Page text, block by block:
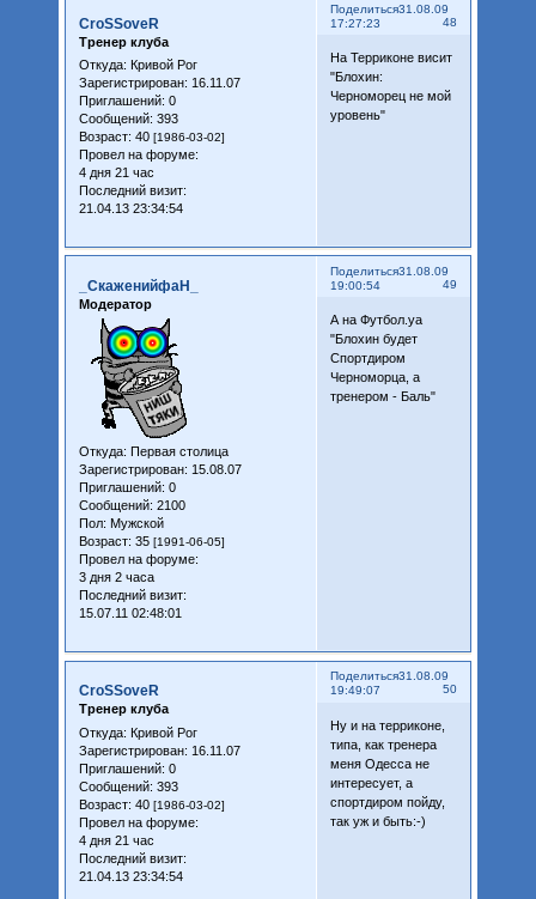
Поделиться
48
31.08.09
17:27:23
CroSSoveR
Тренер клуба
Откуда: Кривой Рог
Зарегистрирован: 16.11.07
Приглашений: 0
Сообщений: 393
Возраст: 40 [1986-03-02]
Провел на форуме:
4 дня 21 час
Последний визит:
21.04.13 23:34:54
На Терриконе висит
"Блохин:
Черноморец не мой
уровень"
Поделиться
49
31.08.09
19:00:54
_СкаженийфаН_
Модератор
Откуда: Первая столица
Зарегистрирован: 15.08.07
Приглашений: 0
Сообщений: 2100
Пол: Мужской
Возраст: 35 [1991-06-05]
Провел на форуме:
3 дня 2 часа
Последний визит:
15.07.11 02:48:01
А на Футбол.уа
"Блохин будет
Спортдиром
Черноморца, а
тренером - Баль"
Поделиться
50
31.08.09
19:49:07
CroSSoveR
Тренер клуба
Откуда: Кривой Рог
Зарегистрирован: 16.11.07
Приглашений: 0
Сообщений: 393
Возраст: 40 [1986-03-02]
Провел на форуме:
4 дня 21 час
Последний визит:
21.04.13 23:34:54
Ну и на терриконе,
типа, как тренера
меня Одесса не
интересует, а
спортдиром пойду,
так уж и быть:-)